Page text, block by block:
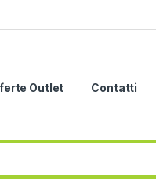
Outlet Contatti